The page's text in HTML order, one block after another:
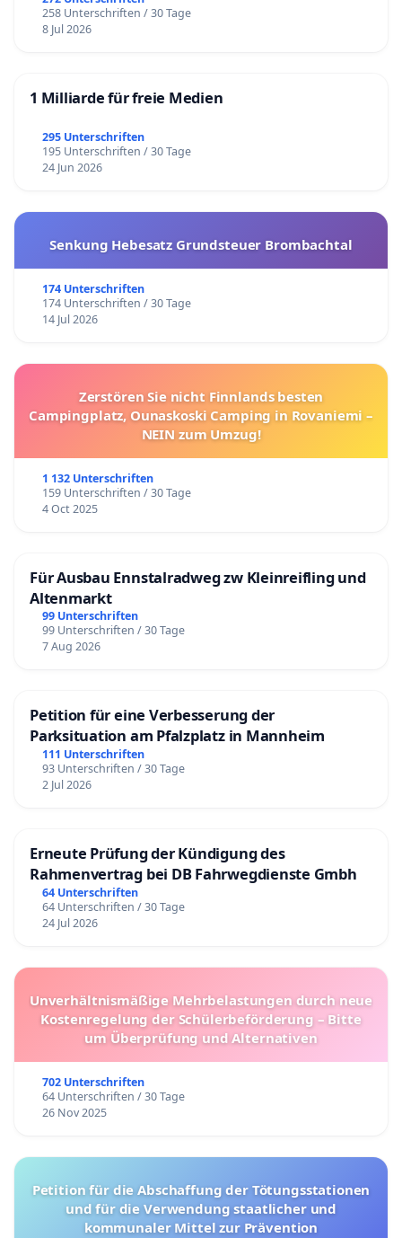
258 Unterschriften / 30 Tage
8 Jul 2026
1 Milliarde für freie Medien
295 Unterschriften
195 Unterschriften / 30 Tage
24 Jun 2026
Senkung Hebesatz Grundsteuer Brombachtal
174 Unterschriften
174 Unterschriften / 30 Tage
14 Jul 2026
Zerstören Sie nicht Finnlands besten
Campingplatz, Ounaskoski Camping in Rovaniemi –
NEIN zum Umzug!
1 132 Unterschriften
159 Unterschriften / 30 Tage
4 Oct 2025
Für Ausbau Ennstalradweg zw Kleinreifling und
Altenmarkt
99 Unterschriften
99 Unterschriften / 30 Tage
7 Aug 2026
Petition für eine Verbesserung der
Parksituation am Pfalzplatz in Mannheim
111 Unterschriften
93 Unterschriften / 30 Tage
2 Jul 2026
Erneute Prüfung der Kündigung des
Rahmenvertrag bei DB Fahrwegdienste Gmbh
64 Unterschriften
64 Unterschriften / 30 Tage
24 Jul 2026
Unverhältnismäßige Mehrbelastungen durch neue
Kostenregelung der Schülerbeförderung – Bitte
um Überprüfung und Alternativen
702 Unterschriften
64 Unterschriften / 30 Tage
26 Nov 2025
Petition für die Abschaffung der Tötungsstationen
und für die Verwendung staatlicher und
kommunaler Mittel zur Prävention